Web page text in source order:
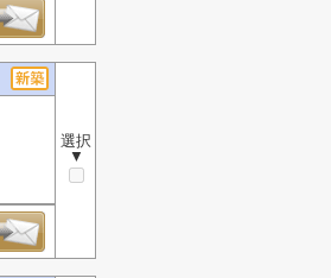
選択
▼